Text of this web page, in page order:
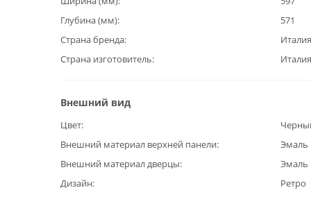
Глубина (мм)
571
Страна бренда
Италия
Страна изготовитель
Италия
Внешний вид
Цвет
Внешний материал верхней панели
Эмаль
Внешний материал дверцы
Эмаль
Дизайн
Ретро